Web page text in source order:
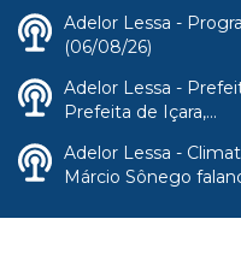
Adelor Lessa -
(06/08/26)
Adelor Lessa -
Prefeita de Içara,...
Adelor Lessa -
Márcio Sônego